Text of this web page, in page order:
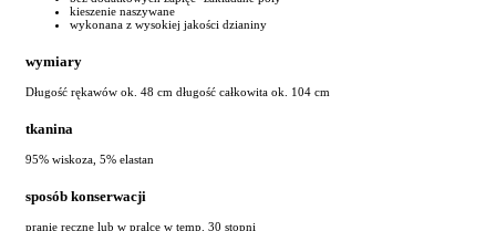
kieszenie naszywane
wykonana z wysokiej jakości dzianiny
wymiary
Długość rękawów ok. 48 cm długość całkowita ok. 104 cm
tkanina
95% wiskoza, 5% elastan
sposób konserwacji
pranie ręczne lub w pralce w temp. 30 stopni